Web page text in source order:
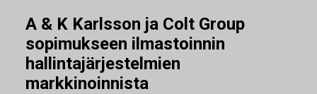
A & K Karlsson ja Colt Group
sopimukseen ilmastoinnin
hallintajärjestelmien
markkinoinnista